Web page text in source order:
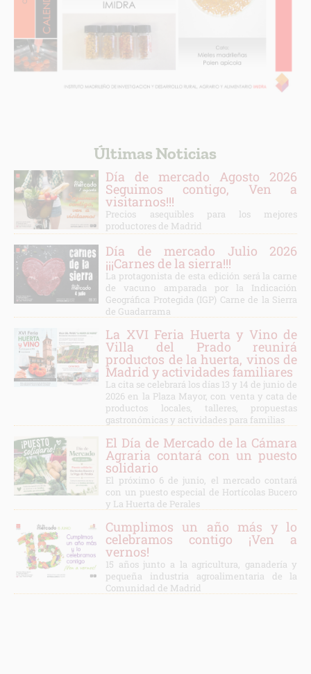
Últimas Noticias
Día de mercado Agosto 2026
Seguimos contigo, Ven a
visitarnos!!!
Precios asequibles para los mejores
productores de Madrid
Día de mercado Julio 2026
¡¡¡Carnes de la sierra!!!
La protagonista de esta edición será la carne
de vacuno amparada por la Indicación
Geográfica Protegida (IGP) Carne de la Sierra
de Guadarrama
La XVI Feria Huerta y Vino de
Villa del Prado reunirá
productos de la huerta, vinos de
Madrid y actividades familiares
La cita se celebrará los días 13 y 14 de junio de
2026 en la Plaza Mayor, con venta y cata de
productos locales, talleres, propuestas
gastronómicas y actividades para familias
El Día de Mercado de la Cámara
Agraria contará con un puesto
solidario
El próximo 6 de junio, el mercado contará
con un puesto especial de Hortícolas Bucero
y La Huerta de Perales
Cumplimos un año más y lo
celebramos contigo ¡Ven a
vernos!
15 años junto a la agricultura, ganadería y
pequeña industria agroalimentaria de la
Comunidad de Madrid